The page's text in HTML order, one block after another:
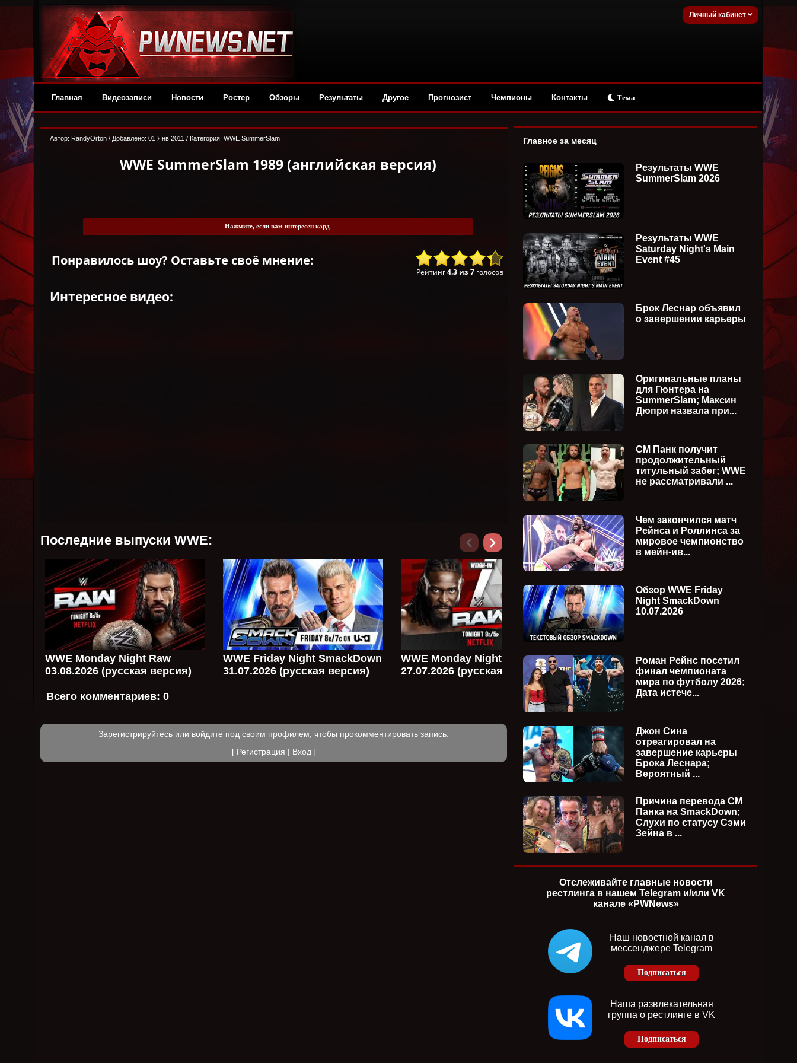
Личный кабинет
Главная Видеозаписи Новости Ростер Обзоры Результаты Другое Прогнозист Чемпионы Контакты Тема
Автор: RandyОrton / Добавлено: 01 Янв 2011 / Категория: WWE SummerSlam
WWE SummerSlam 1989 (английская версия)
Нажмите, если вам интересен кард
Понравилось шоу? Оставьте своё мнение:
Рейтинг4.3 из 7голосов
Интересное видео:
Последние выпуски WWE:
WWE Monday Night Raw
03.08.2026 (русская версия)
WWE Friday Night SmackDown
31.07.2026 (русская версия)
WWE Monday Night Raw
27.07.2026 (русская версия)
WWE Friday Night SmackDown
24.07.2026 (русская версия)
Всего комментариев: 0
Зарегистрируйтесь или войдите под своим профилем, чтобы прокомментировать запись.
[ Регистрация Вход]
Главное за месяц
Результаты WWE
SummerSlam 2026
Результаты WWE
Saturday Night's Main
Event #45
Брок Леснар объявил
о завершении карьеры
Оригинальные планы
для Гюнтера на
SummerSlam; Максин
Дюпри назвала при...
СМ Панк получит
продолжительный
титульный забег; WWE
не рассматривали ...
Чем закончился матч
Рейнса и Роллинса за
мировое чемпионство
в мейн-ив...
Обзор WWE Friday
Night SmackDown
10.07.2026
Роман Рейнс посетил
финал чемпионата
мира по футболу 2026;
Дата истече...
Джон Сина
отреагировал на
завершение карьеры
Брока Леснара;
Вероятный ...
Причина перевода СМ
Панка на SmackDown;
Слухи по статусу Сэми
Зейна в ...
Отслеживайте главные новости
рестлинга в нашем Telegram и/или VK
канале «PWNews»
Наш новостной канал в
мессенджере Telegram
Подписаться
Наша развлекательная
группа о рестлинге в VK
Подписаться